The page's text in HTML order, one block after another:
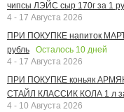
чипсы ЛЭЙС сыр 170г за 1
4 - 17 Августа 2026
ПРИ ПОКУПКЕ напиток
рубль
Осталось 10 дней
4 - 17 Августа 2026
ПРИ ПОКУПКЕ коньяк
СТАЙЛ КЛАССИК КОЛА 1 л
4 - 10 Августа 2026